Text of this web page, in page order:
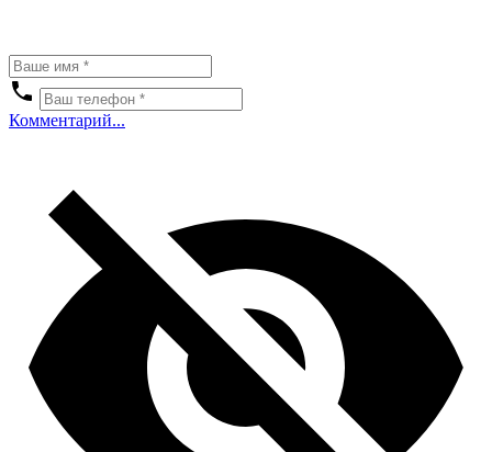
Комментарий...